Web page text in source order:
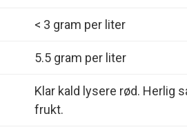
< 3 gram per liter
5.5 gram per liter
Klar kald lysere rød. Herlig
frukt.